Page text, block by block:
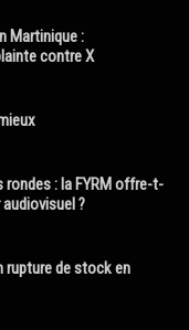
Martinique :
contre X
rondes : la FYRM offre-t-
?
rupture de stock en